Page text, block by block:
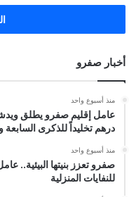
أخبار صفرو
منذ أسبوع واحد
درهم تخليداً للذكرى
منذ أسبوع واحد
صفرو تعزز بنيتها البيئية..
للنفايات المنزلية